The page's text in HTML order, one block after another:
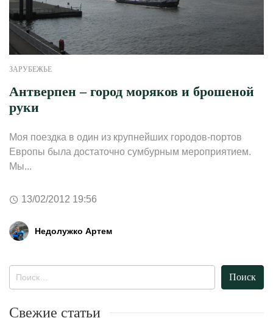
ЗАРУБЕЖЬЕ
Антверпен – город моряков и брошеной
руки
Моя поездка в один из крупнейших городов-портов
Европы была достаточно сумбурным мероприятием.
Мы...
13/02/2012 19:56
Недолужко Артем
Свежие статьи